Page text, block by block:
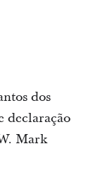
dos
declaração
Mark